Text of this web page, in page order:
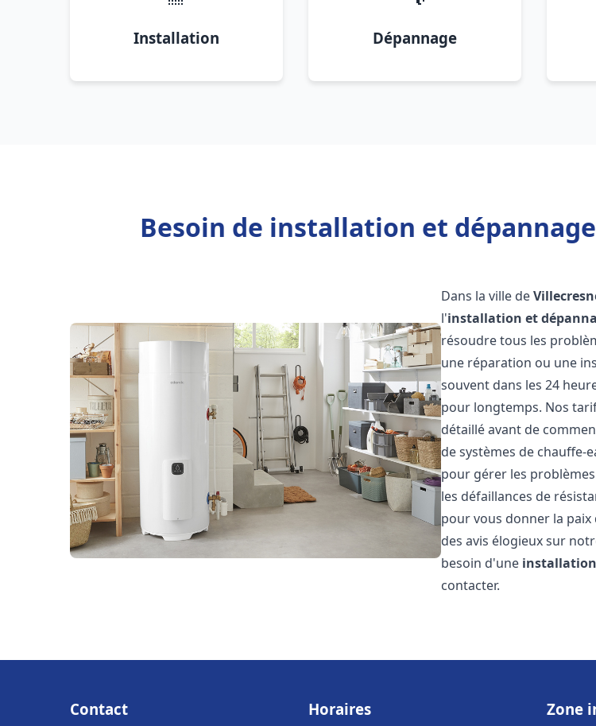
Installation Dépannage
Besoin de installation et
Dans la ville de
l'installation et
résoudre tous les
une réparation ou une
souvent dans les 24
pour longtemps. Nos
détaillé avant de
de systèmes de chauffe-
pour gérer les
les défaillances de
pour vous donner la
des avis élogieux sur
besoin d'une
contacter.
Contact Horaires Zone